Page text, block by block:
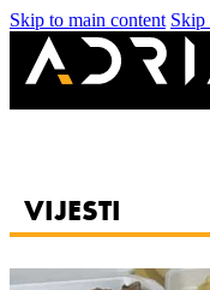
Skip to main content Skip
VIJESTI